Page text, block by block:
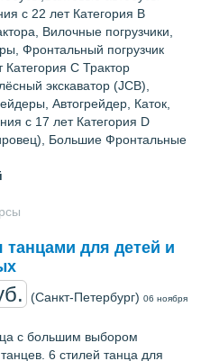
с 22 лет Категория В
Вилочные погрузчики,
Фронтальный погрузчик
Категория С Трактор
экскаватор (JCB),
Автогрейдер, Каток,
с 17 лет Категория D
Большие Фронтальные
танцами для детей и
(Санкт-Петербург) 06 ноября
с большим выбором
6 стилей танца для